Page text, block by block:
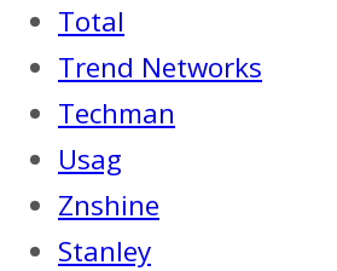
Total
Trend Networks
Techman
Usag
Znshine
Stanley